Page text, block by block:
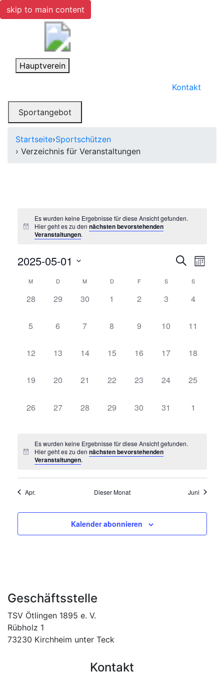
skip to main content
Toggle navigation
Hauptverein
Kontakt
Toggle navigation
Sportangebot
Startseite›Sportschützen
› Verzeichnis für Veranstaltungen
Es wurden keine Ergebnisse für diese Ansicht gefunden.
Hier geht es zu dennächsten bevorstehenden
Veranstaltungen.
Suche
und
SucheMonat
2025-05-01
wählen.
Kalender
von
Veranstaltungen
M D M D F S S
0
28
0
29
0
30
0
1
0
2
0
3
0
4
0
5
0
6
0
7
0
8
0
9
0
10
0
11
0
12
0
13
0
14
0
15
0
16
0
17
0
18
0
19
0
20
0
21
0
22
0
23
0
24
0
25
0
26
0
27
0
28
0
29
0
30
0
31
0
1
Es wurden keine Ergebnisse für diese Ansicht gefunden.
Hier geht es zu dennächsten bevorstehenden
Veranstaltungen.
Apr. Dieser Monat Juni
Kalender abonnieren
Geschäftsstelle
TSV Ötlingen 1895 e. V.
Rübholz 1
73230 Kirchheim unter Teck
Kontakt